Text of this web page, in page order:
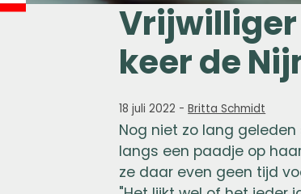
Vrijwilliger
keer de
18 juli 2022 -Britta Schmidt
Nog niet zo lang
langs een paadje op
ze daar even geen tijd